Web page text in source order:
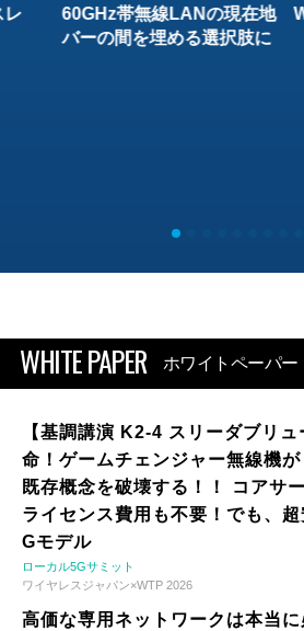
レ
60GHz帯無線LANの現在地
バーの間を埋める選択肢に
WHITE PAPER ホワイトペーパー
【基調講演 K2-4 スリーダブリ
命！ゲームチェンジャー無線機
既存概念を破壊する！！ コアサ
ライセンス費用も不要！でも、
Gモデル
ローカル5Gサミット
ワイヤレスジャパン×WTP 2026
高価な専用ネットワークは本当